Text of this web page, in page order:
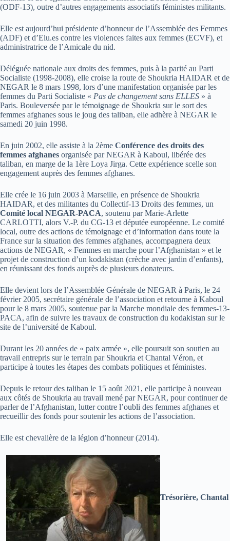
(ODF-13), outre d’autres engagements associatifs féministes militants.
Elle est aujourd’hui présidente d’honneur de l’Assemblée des Femmes
(ADF) et d’Elu.es contre les violences faites aux femmes (ECVF), et
administratrice de l’Amicale du nid.
Déléguée nationale aux droits des femmes, puis à la parité au Parti
Socialiste (1998-2008), elle croise la route de Shoukria HAIDAR et de
NEGAR le 8 mars 1998, lors d’une manifestation organisée par les
femmes du Parti Socialiste « Pas de changement sans ELLES » à
Paris. Bouleversée par le témoignage de Shoukria sur le sort des
femmes afghanes sous le joug des taliban, elle adhère à NEGAR le
samedi 20 juin 1998.
En juin 2002, elle assiste à la 2ème Conférence des droits des
femmes afghanes organisée par NEGAR à Kaboul, libérée des
taliban, en marge de la 1ère Loya Jirga. Cette expérience scelle son
engagement auprès des femmes afghanes.
Elle crée le 16 juin 2003 à Marseille, en présence de Shoukria
HAIDAR, et des militantes du Collectif-13 Droits des femmes, un
Comité local NEGAR-PACA, soutenu par Marie-Arlette
CARLOTTI, alors V.-P. du CG-13 et députée européenne. Le comité
local, outre des actions de témoignage et d’information dans toute la
France sur la situation des femmes afghanes, accompagnera deux
actions de NEGAR, « Femmes en marche pour l’Afghanistan » et le
projet de construction d’un kodakistan (crèche avec jardin d’enfants),
en réunissant des fonds auprès de plusieurs donateurs.
Elle devient lors de l’Assemblée Générale de NEGAR à Paris, le 24
février 2005, secrétaire générale de l’association et retourne à Kaboul
pour le 8 mars 2005, soutenue par la Marche mondiale des femmes-13-
PACA, afin de suivre les travaux de construction du kodakistan sur le
site de l’université de Kaboul.
Durant les 20 années de « paix armée », elle poursuit son soutien au
travail entrepris sur le terrain par Shoukria et Chantal Véron, et
participe à toutes les étapes des combats politiques et féministes.
Depuis le retour des taliban le 15 août 2021, elle participe à nouveau
aux côtés de Shoukria au travail mené par NEGAR, pour continuer de
parler de l’Afghanistan, lutter contre l’oubli des femmes afghanes et
recueillir des fonds pour soutenir les actions de l’association.
Elle est chevalière de la légion d’honneur (2014).
Trésorière, Chantal